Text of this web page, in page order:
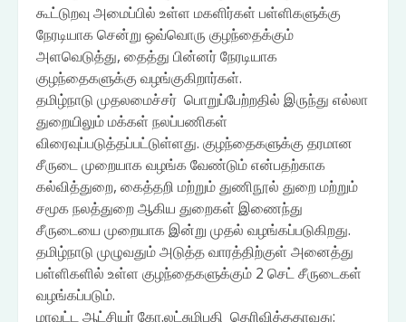
கூட்டுறவு அமைப்பில் உள்ள மகளிர்கள் பள்ளிகளுக்கு
நேரடியாக சென்று ஒவ்வொரு குழந்தைக்கும்
அளவெடுத்து, தைத்து பின்னர் நேரடியாக
குழந்தைகளுக்கு வழங்குகிறார்கள்.
தமிழ்நாடு முதலமைச்சர் பொறுப்பேற்றதில் இருந்து எல்லா
துறையிலும் மக்கள் நலப்பணிகள்
விரைவுப்படுத்தப்பட்டுள்ளது. குழந்தைகளுக்கு தரமான
சீருடை முறையாக வழங்க வேண்டும் என்பதற்காக
கல்வித்துறை, கைத்தறி மற்றும் துணிநூல் துறை மற்றும்
சமூக நலத்துறை ஆகிய துறைகள் இணைந்து
சீருடையை முறையாக இன்று முதல் வழங்கப்படுகிறது.
தமிழ்நாடு முழுவதும் அடுத்த வாரத்திற்குள் அனைத்து
பள்ளிகளில் உள்ள குழந்தைகளுக்கும் 2 செட் சீருடைகள்
வழங்கப்படும்.
மாவட்ட ஆட்சியர் கோ.லட்சுமிபதி தெரிவித்ததாவது: